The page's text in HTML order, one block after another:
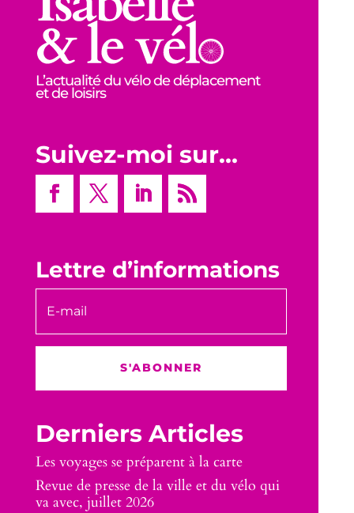
L’actualité du vélo de déplacement
et de loisirs
Suivez-moi sur…
Lettre d’informations
S'ABONNER
Derniers Articles
Les voyages se préparent à la carte
Revue de presse de la ville et du vélo qui
va avec, juillet 2026